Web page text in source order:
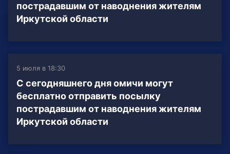
пострадавшим от наводнения жителям
Иркутской области
5 июля в 18:30
С сегодняшнего дня омичи могут
бесплатно отправить посылку
пострадавшим от наводнения жителям
Иркутской области